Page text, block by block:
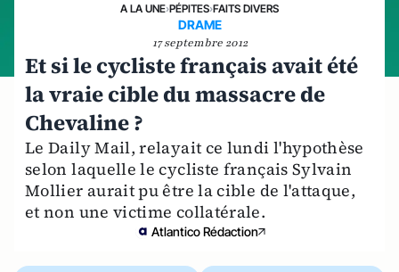
A LA UNE›PÉPITES›FAITS DIVERS
DRAME
17 septembre 2012
Et si le cycliste français avait été
la vraie cible du massacre de
Chevaline ?
Le Daily Mail, relayait ce lundi l'hypothèse
selon laquelle le cycliste français Sylvain
Mollier aurait pu être la cible de l'attaque,
et non une victime collatérale.
Atlantico Rédaction